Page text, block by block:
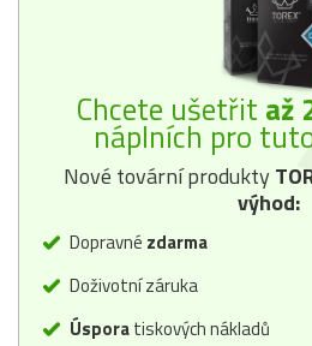
Chcete ušetřit až
náplních pro
Nové tovární produkty
výhod:
Dopravné zdarma
Doživotní záruka
Úsporatiskových nákladů